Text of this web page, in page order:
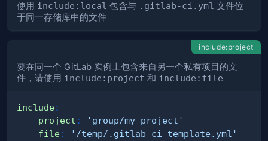
使用 include:local 包含与 .gitlab-ci.yml 文件位
于同一存储库中的文件
include:project
要在同一个 GitLab 实例上包含来自另一个私有项目的文
件，请使用 include:project 和 include:file
include:
-
project :
'group/my-project'
file:
'/temp/.gitlab-ci-template.yml'